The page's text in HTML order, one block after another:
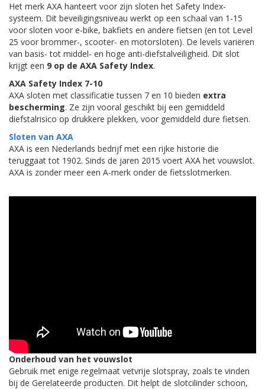
Het merk AXA hanteert voor zijn sloten het Safety Index-
systeem. Dit beveiligingsniveau werkt op een schaal van 1-15
voor sloten voor e-bike, bakfiets en andere fietsen (en tot Level
25 voor brommer-, scooter- en motorsloten). De levels variëren
van basis- tot middel- en hoge anti-diefstalveiligheid. Dit slot
krijgt een 9 op de AXA Safety Index.
AXA Safety Index 7-10
AXA sloten met classificatie tussen 7 en 10 bieden extra
bescherming. Ze zijn vooral geschikt bij een gemiddeld
diefstalrisico op drukkere plekken, voor gemiddeld dure fietsen.
Sloten van AXA
AXA is een Nederlands bedrijf met een rijke historie die
teruggaat tot 1902. Sinds de jaren 2015 voert AXA het vouwslot.
AXA is zonder meer een A-merk onder de fietsslotmerken.
Onderhoud van het vouwslot
Gebruik met enige regelmaat vetvrije slotspray, zoals te vinden
bij de Gerelateerde producten. Dit helpt de slotcilinder schoon,